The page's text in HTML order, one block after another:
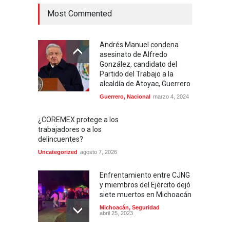
Most Commented
Andrés Manuel condena
asesinato de Alfredo
González, candidato del
Partido del Trabajo a la
alcaldía de Atoyac, Guerrero
Guerrero, Nacional marzo 4, 2024
¿COREMEX protege a los
trabajadores o a los
delincuentes?
Uncategorized agosto 7, 2026
Enfrentamiento entre CJNG
y miembros del Ejército dejó
siete muertos en Michoacán
Michoacán, Seguridad
abril 25, 2023